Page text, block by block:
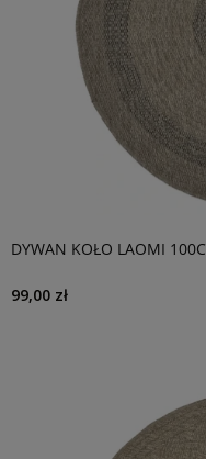
DYWAN KOŁO LAOMI
99,00 zł